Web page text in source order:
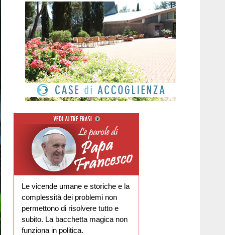
Le vicende umane e storiche e la
complessità dei problemi non
permettono di risolvere tutto e
subito. La bacchetta magica non
funziona in politica.